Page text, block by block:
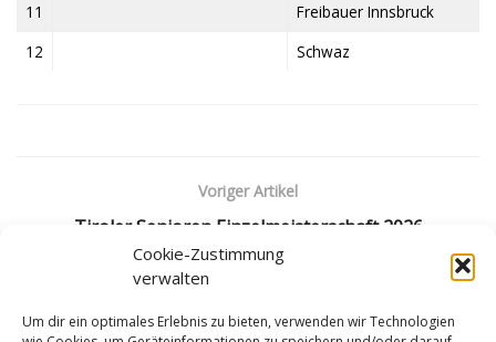
Cookie-Zustimmung
verwalten
Um dir ein optimales Erlebnis zu bieten, verwenden wir Technologien
11
Freibauer Innsbruck
12
Schwaz
Voriger Artikel
Tiroler Senioren Einzelmeisterschaft 2026
Nächster Artikel